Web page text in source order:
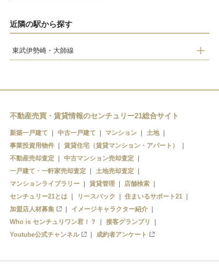
近隣の駅から探す
東武伊勢崎・大師線
加須
羽生
不動産売買・賃貸情報のセンチュリー21総合サイト
新築一戸建て 中古一戸建て マンション
土地
事業投資用物件
賃貸住宅（賃貸マンション・アパート）
不動産売却査定
中古マンション売却査定
一戸建て・一軒家売却査定
土地売却査定
マンションライブラリー
賃貸管理
店舗検索
センチュリー21とは
リースバック
住まいるサポート21
加盟店人材募集
イメージキャラクター紹介
Who is センチュリワン君！？
接客グランプリ
Youtube公式チャンネル
成約者アンケート